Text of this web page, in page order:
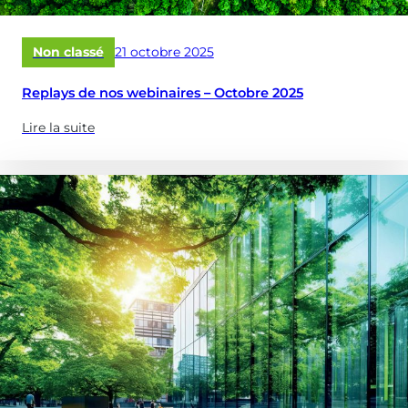
vos
réservoirs
d’eau
?)
Non classé
Publié
le
21 octobre 2025
Replays de nos webinaires – Octobre 2025
Lire la suite
(à
de
:
Replays
de
nos
webinaires
–
Octobre
2025)